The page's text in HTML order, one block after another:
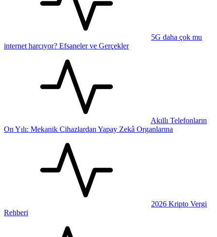
5G daha çok mu
internet harcıyor? Efsaneler ve Gerçekler
Akıllı Telefonların
On Yılı: Mekanik Cihazlardan Yapay Zekâ Organlarına
2026 Kripto Vergi
Rehberi